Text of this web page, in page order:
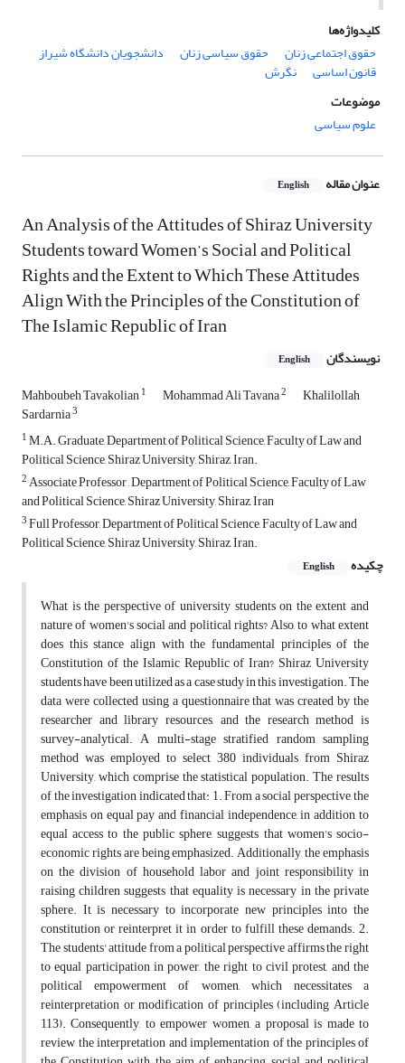
کلیدواژه‌ها
حقوق اجتماعی زنان
حقوق سیاسی زنان دانشجویان دانشگاه شیراز
قانون اساسی
نگرش
موضوعات
علوم سیاسی
عنوان مقاله English
An Analysis of the Attitudes of Shiraz University
Students toward Women’s Social and Political
Rights and the Extent to Which These Attitudes
Align With the Principles of the Constitution of
The Islamic Republic of Iran
نویسندگان English
Mahboubeh Tavakolian1 Mohammad Ali Tavana2 Khalilollah
Sardarnia3
1M.A. Graduate, Department of Political Science, Faculty of Law and
Political Science, Shiraz University, Shiraz, Iran.
2Associate Professor , Department of Political Science, Faculty of Law
and Political Science, Shiraz University, Shiraz, Iran
3Full Professor, Department of Political Science, Faculty of Law and
Political Science, Shiraz University, Shiraz, Iran.
چکیده
English
What is the perspective of university students on the extent and
nature of women's social and political rights? Also, to what extent
does this stance align with the fundamental principles of the
Constitution of the Islamic Republic of Iran? Shiraz University
students have been utilized as a case study in this investigation. The
data were collected using a questionnaire that was created by the
researcher and library resources, and the research method is
survey-analytical. A multi-stage stratified random sampling
method was employed to select 380 individuals from Shiraz
University, which comprise the statistical population. The results
of the investigation indicated that: 1. From a social perspective, the
emphasis on equal pay and financial independence, in addition to
equal access to the public sphere, suggests that women's socio-
economic rights are being emphasized. Additionally, the emphasis
on the division of household labor and joint responsibility in
raising children suggests that equality is necessary in the private
sphere. It is necessary to incorporate new principles into the
constitution or reinterpret it in order to fulfill these demands. 2.
The students' attitude from a political perspective affirms the right
to equal participation in power, the right to civil protest, and the
political empowerment of women, which necessitates a
reinterpretation or modification of principles (including Article
113). Consequently, to empower women, a proposal is made to
review the interpretation and implementation of the principles of